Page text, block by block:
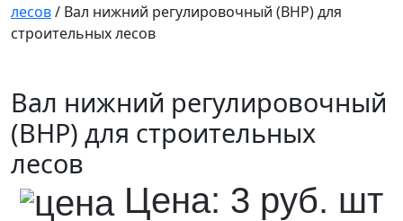
лесов/ Вал нижний регулировочный (ВНР) для
строительных лесов
Вал нижний регулировочный
(ВНР) для строительных
лесов
Цена: 3 руб. шт